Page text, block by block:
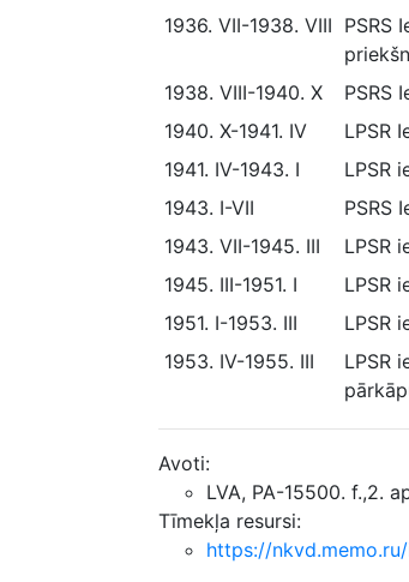
1936. VII-1938. VIII PSRS
1938. VIII-1940. X
PSRS
1940. X-1941. IV
LPSR
1941. IV-1943. I
LPSR
1943. I-VII
PSRS
1943. VII-1945. III
LPSR
1945. III-1951. I
LPSR
1951. I-1953. III
LPSR
1953. IV-1955. III
LPSR
Avoti:
LVA, PA-15500. f.,2.
Tīmekļa resursi:
https://